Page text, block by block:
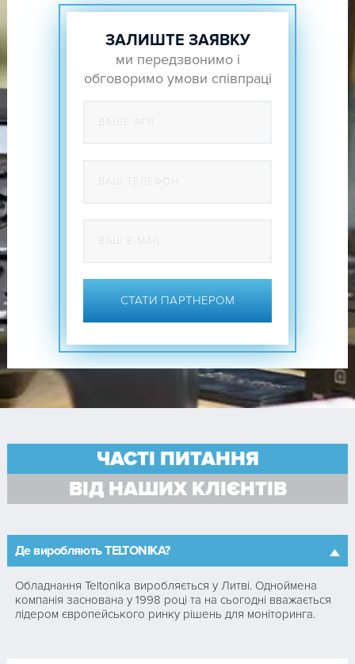
ЗАЛИШТЕ ЗАЯВКУ
ми передзвонимо і
обговоримо умови співпраці
СТАТИ ПАРТНЕРОМ
ЧАСТІ ПИТАННЯ
ВІД НАШИХ КЛІЄНТІВ
Де виробляють TELTONIKA?
Обладнання Teltonika виробляється у Литві. Одноймена
компанія заснована у 1998 році та на сьогодні вважається
лідером європейського ринку рішень для моніторинга.